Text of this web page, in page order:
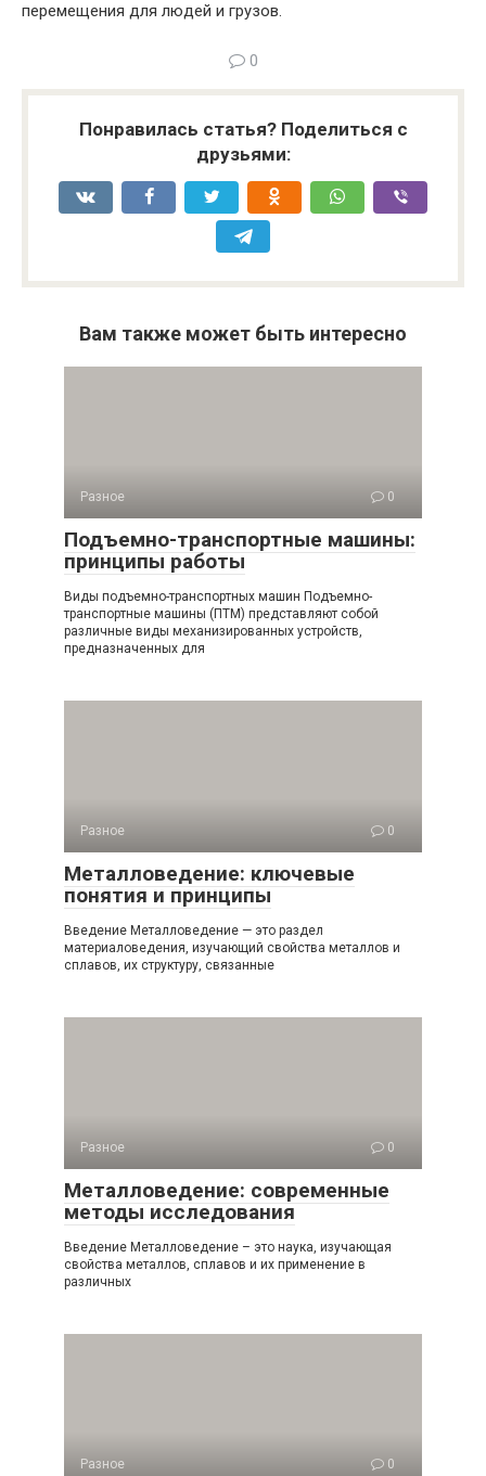
перемещения для людей и грузов.
0
Понравилась статья? Поделиться с
друзьями:
Вам также может быть интересно
Разное 0
Подъемно-транспортные машины:
принципы работы
Виды подъемно-транспортных машин Подъемно-
транспортные машины (ПТМ) представляют собой
различные виды механизированных устройств,
предназначенных для
Разное 0
Металловедение: ключевые
понятия и принципы
Введение Металловедение — это раздел
материаловедения, изучающий свойства металлов и
сплавов, их структуру, связанные
Разное 0
Металловедение: современные
методы исследования
Введение Металловедение – это наука, изучающая
свойства металлов, сплавов и их применение в
различных
Разное 0